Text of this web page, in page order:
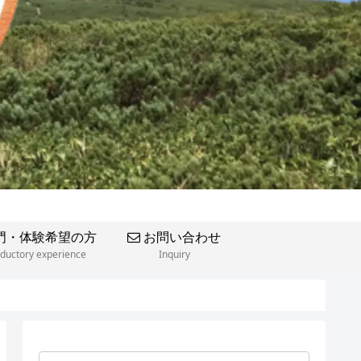
・体験希望の方
experience
お問い合わせ
Inquiry